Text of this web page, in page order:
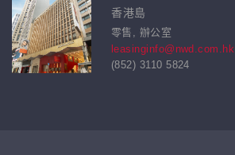
香港島
零售, 辦公室
leasinginfo@nwd.com.hk
(852) 3110 5824